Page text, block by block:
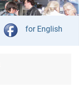
Kies jou taal
for English